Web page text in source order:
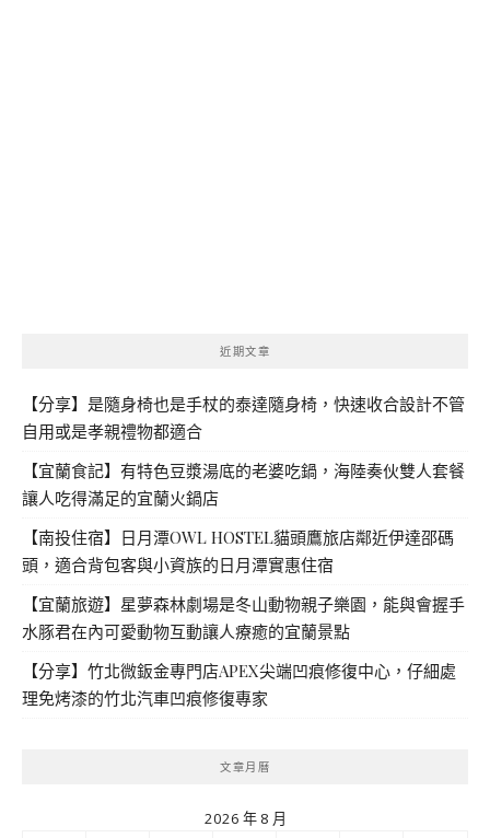
近期文章
【分享】是隨身椅也是手杖的泰達隨身椅，快速收合設計不管
自用或是孝親禮物都適合
【宜蘭食記】有特色豆漿湯底的老婆吃鍋，海陸奏伙雙人套餐
讓人吃得滿足的宜蘭火鍋店
【南投住宿】日月潭OWL HOSTEL貓頭鷹旅店鄰近伊達邵碼
頭，適合背包客與小資族的日月潭實惠住宿
【宜蘭旅遊】星夢森林劇場是冬山動物親子樂園，能與會握手
水豚君在內可愛動物互動讓人療癒的宜蘭景點
【分享】竹北微鈑金專門店APEX尖端凹痕修復中心，仔細處
理免烤漆的竹北汽車凹痕修復專家
文章月曆
2026 年 8 月